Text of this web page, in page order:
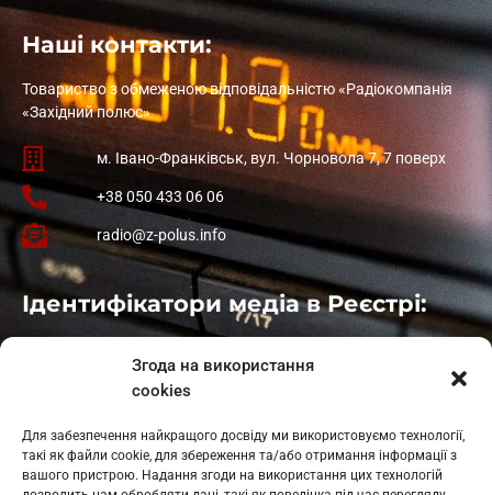
Згода на використання
cookies
Для забезпечення найкращого досвіду ми використовуємо технології,
такі як файли cookie, для збереження та/або отримання інформації з
вашого пристрою. Надання згоди на використання цих технологій
Наші контакти:
Товариство з обмеженою відповідальністю «Радіокомпанія
«Західний полюс»
м. Івано-Франківськ, вул. Чорновола 7, 7 поверх
+38 050 433 06 06
radio@z-polus.info
Ідентифікатори медіа в Реєстрі:
: L11-01410
: L11-01801
Косів: L11-01805
Гарасимів: L11-02274